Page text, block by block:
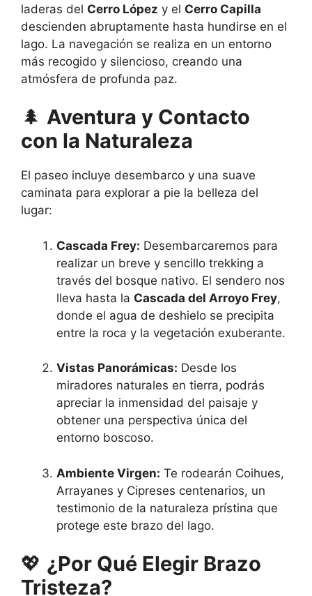
laderas del Cerro López y el Cerro Capilla
descienden abruptamente hasta hundirse en el
lago. La navegación se realiza en un entorno
más recogido y silencioso, creando una
atmósfera de profunda paz.
🌲 Aventura y Contacto
con la Naturaleza
El paseo incluye desembarco y una suave
caminata para explorar a pie la belleza del
lugar:
Cascada Frey: Desembarcaremos para
realizar un breve y sencillo trekking a
través del bosque nativo. El sendero nos
lleva hasta la Cascada del Arroyo Frey,
donde el agua de deshielo se precipita
entre la roca y la vegetación exuberante.
Vistas Panorámicas: Desde los
miradores naturales en tierra, podrás
apreciar la inmensidad del paisaje y
obtener una perspectiva única del
entorno boscoso.
Ambiente Virgen: Te rodearán Coihues,
Arrayanes y Cipreses centenarios, un
testimonio de la naturaleza prístina que
protege este brazo del lago.
💖 ¿Por Qué Elegir Brazo
Tristeza?